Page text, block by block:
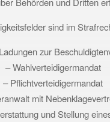
sind im
zur
– Wahlverteidigermandat
– Pflichtverteidigermandat
mit
und Stellung